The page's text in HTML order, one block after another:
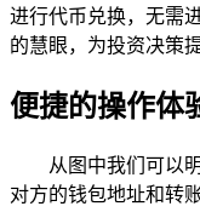
进行代币兑换，无需
的慧眼，为投资决策
便捷的操作体
从图中我们可以
对方的钱包地址和转